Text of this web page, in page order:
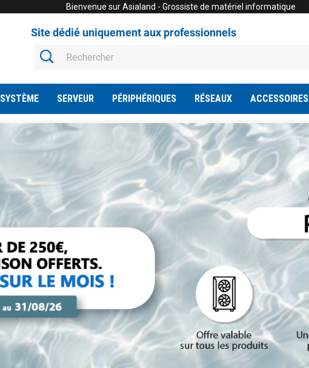
Bienvenue sur Asialand - Grossiste de matériel informatique
Site dédié uniquement aux professionnels
SYSTÈME SERVEUR PÉRIPHÉRIQUES RÉSEAUX ACCESSOIRES